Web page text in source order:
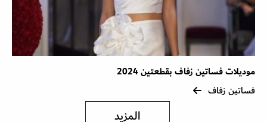
موديلات فساتين زفاف بقطعتين 2024
فساتين زفاف
المزيد